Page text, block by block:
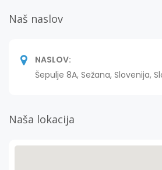
Naš naslov
NASLOV:
Šepulje 8A, Sežana, Slovenija,
Naša lokacija